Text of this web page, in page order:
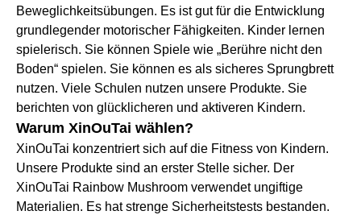
Beweglichkeitsübungen. Es ist gut für die Entwicklung
grundlegender motorischer Fähigkeiten. Kinder lernen
spielerisch. Sie können Spiele wie „Berühre nicht den
Boden“ spielen. Sie können es als sicheres Sprungbrett
nutzen. Viele Schulen nutzen unsere Produkte. Sie
berichten von glücklicheren und aktiveren Kindern.
Warum XinOuTai wählen?
XinOuTai konzentriert sich auf die Fitness von Kindern.
Unsere Produkte sind an erster Stelle sicher. Der
XinOuTai Rainbow Mushroom verwendet ungiftige
Materialien. Es hat strenge Sicherheitstests bestanden.